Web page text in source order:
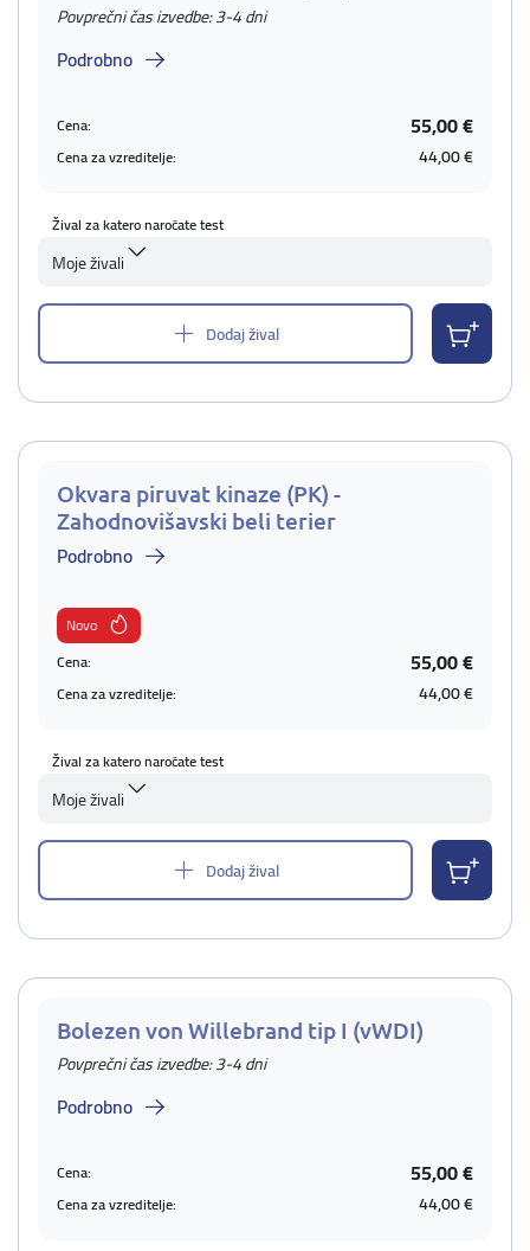
Povprečni čas izvedbe: 3-4 dni
Podrobno
Cena: 55,00 €
Cena za vzreditelje: 44,00 €
Žival za katero naročate test
Moje živali
Dodaj žival
Okvara piruvat kinaze (PK) -
Zahodnovišavski beli terier
Podrobno
Novo
Cena:
55,00 €
Cena za vzreditelje: 44,00 €
Žival za katero naročate test
Moje živali
Dodaj žival
Bolezen von Willebrand tip I (vWDI)
Povprečni čas izvedbe: 3-4 dni
Podrobno
Cena: 55,00 €
Cena za vzreditelje: 44,00 €